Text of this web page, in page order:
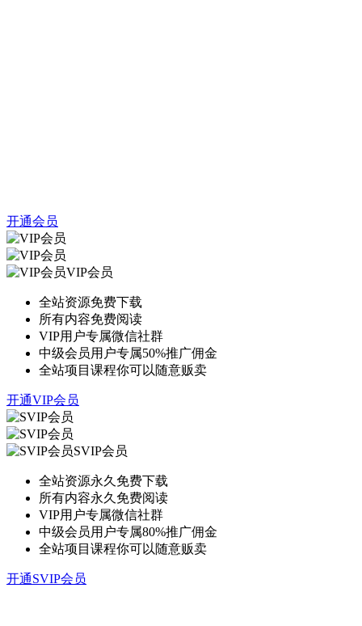
开通会员
VIP会员
全站资源免费下载
所有内容免费阅读
VIP用户专属微信社群
中级会员用户专属50%推广佣金
全站项目课程你可以随意贩卖
开通VIP会员
SVIP会员
全站资源永久免费下载
所有内容永久免费阅读
VIP用户专属微信社群
中级会员用户专属80%推广佣金
全站项目课程你可以随意贩卖
开通SVIP会员